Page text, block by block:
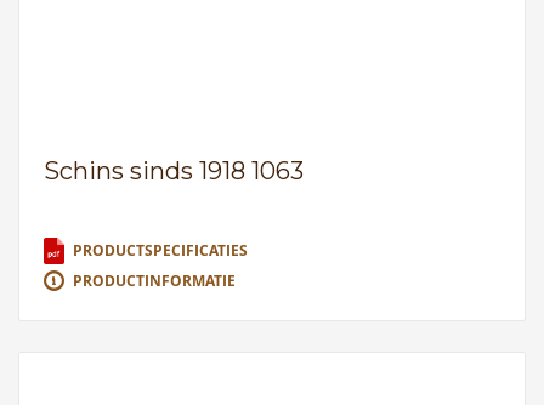
Schins sinds 1918 1063
PRODUCTSPECIFICATIES
PRODUCTINFORMATIE